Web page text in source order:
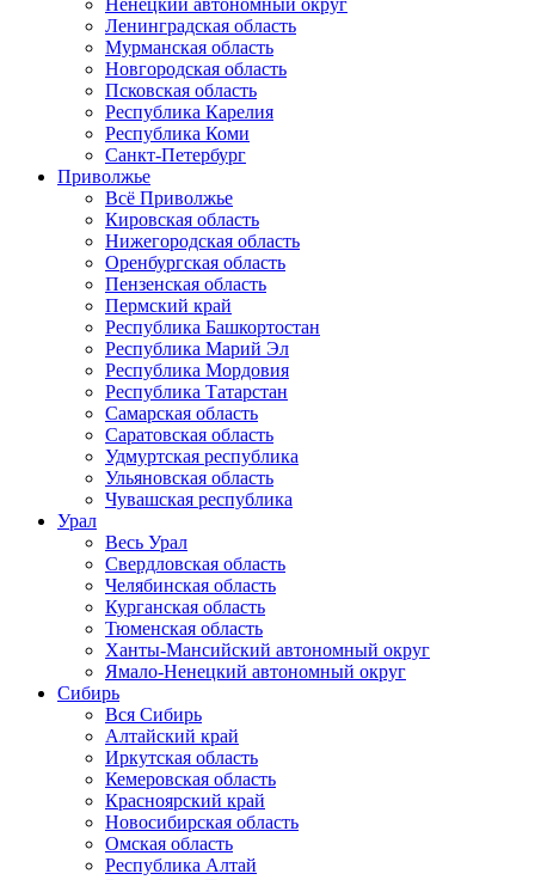
Ненецкий автономный округ
Ленинградская область
Мурманская область
Новгородская область
Псковская область
Республика Карелия
Республика Коми
Санкт-Петербург
Приволжье
Всё Приволжье
Кировская область
Нижегородская область
Оренбургская область
Пензенская область
Пермский край
Республика Башкортостан
Республика Марий Эл
Республика Мордовия
Республика Татарстан
Самарская область
Саратовская область
Удмуртская республика
Ульяновская область
Чувашская республика
Урал
Весь Урал
Свердловская область
Челябинская область
Курганская область
Тюменская область
Ханты-Мансийский автономный округ
Ямало-Ненецкий автономный округ
Сибирь
Вся Сибирь
Алтайский край
Иркутская область
Кемеровская область
Красноярский край
Новосибирская область
Омская область
Республика Алтай